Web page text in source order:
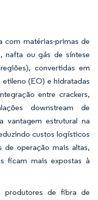
matérias-primas de
nafta ou gás de síntese
convertidas em
(EO) e hidratadas
entre crackers,
downstream de
vantagem estrutural na
custos logísticos
de operação mais altas,
ficam mais expostas à
produtores de fibra de